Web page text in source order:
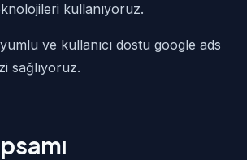
kullanıyoruz.
ve kullanıcı dostu google ads
sağlıyoruz.